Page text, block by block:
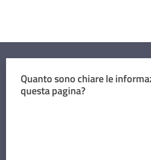
Quanto sono chiare le
questa pagina?